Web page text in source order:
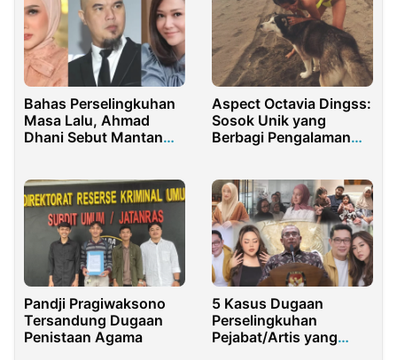
Bahas Perselingkuhan
Masa Lalu, Ahmad
Dhani Sebut Mantan
Aspect Octavia Dingss:
Sosok Unik yang
Berbagi Pengalaman
di Media Sosial
Pandji Pragiwaksono
Tersandung Dugaan
Penistaan Agama
5 Kasus Dugaan
Perselingkuhan
Pejabat/Artis yang